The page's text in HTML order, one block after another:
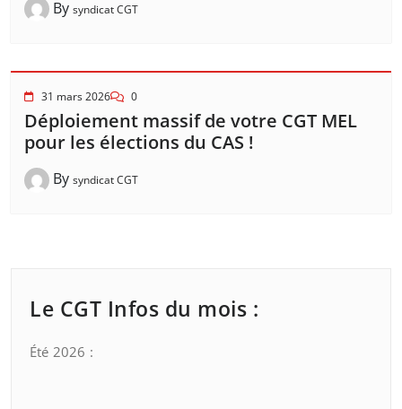
By syndicat CGT
31 mars 2026 0
Déploiement massif de votre CGT MEL
pour les élections du CAS !
By syndicat CGT
Le CGT Infos du mois :
Été 2026 :